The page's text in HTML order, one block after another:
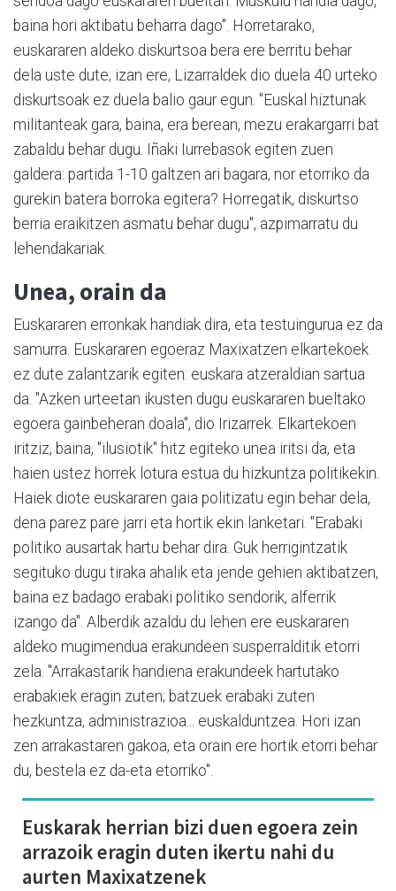
baina hori aktibatu beharra dago". Horretarako,
euskararen aldeko diskurtsoa bera ere berritu behar
dela uste dute; izan ere, Lizarraldek dio duela 40 urteko
diskurtsoak ez duela balio gaur egun. "Euskal hiztunak
militanteak gara, baina, era berean, mezu erakargarri bat
zabaldu behar dugu. Iñaki Iurrebasok egiten zuen
galdera: partida 1-10 galtzen ari bagara, nor etorriko da
gurekin batera borroka egitera? Horregatik, diskurtso
berria eraikitzen asmatu behar dugu", azpimarratu du
lehendakariak.
Unea, orain da
Euskararen erronkak handiak dira, eta testuingurua ez da
samurra. Euskararen egoeraz Maxixatzen elkartekoek
ez dute zalantzarik egiten: euskara atzeraldian sartua
da. "Azken urteetan ikusten dugu euskararen bueltako
egoera gainbeheran doala", dio Irizarrek. Elkartekoen
iritziz, baina, "ilusiotik" hitz egiteko unea iritsi da, eta
haien ustez horrek lotura estua du hizkuntza politikekin.
Haiek diote euskararen gaia politizatu egin behar dela,
dena parez pare jarri eta hortik ekin lanketari. "Erabaki
politiko ausartak hartu behar dira. Guk herrigintzatik
segituko dugu tiraka ahalik eta jende gehien aktibatzen,
baina ez badago erabaki politiko sendorik, alferrik
izango da". Alberdik azaldu du lehen ere euskararen
aldeko mugimendua erakundeen susperralditik etorri
zela. "Arrakastarik handiena erakundeek hartutako
erabakiek eragin zuten; batzuek erabaki zuten
hezkuntza, administrazioa... euskalduntzea. Hori izan
zen arrakastaren gakoa, eta orain ere hortik etorri behar
du, bestela ez da-eta etorriko".
Euskarak herrian bizi duen egoera zein
arrazoik eragin duten ikertu nahi du
aurten Maxixatzenek